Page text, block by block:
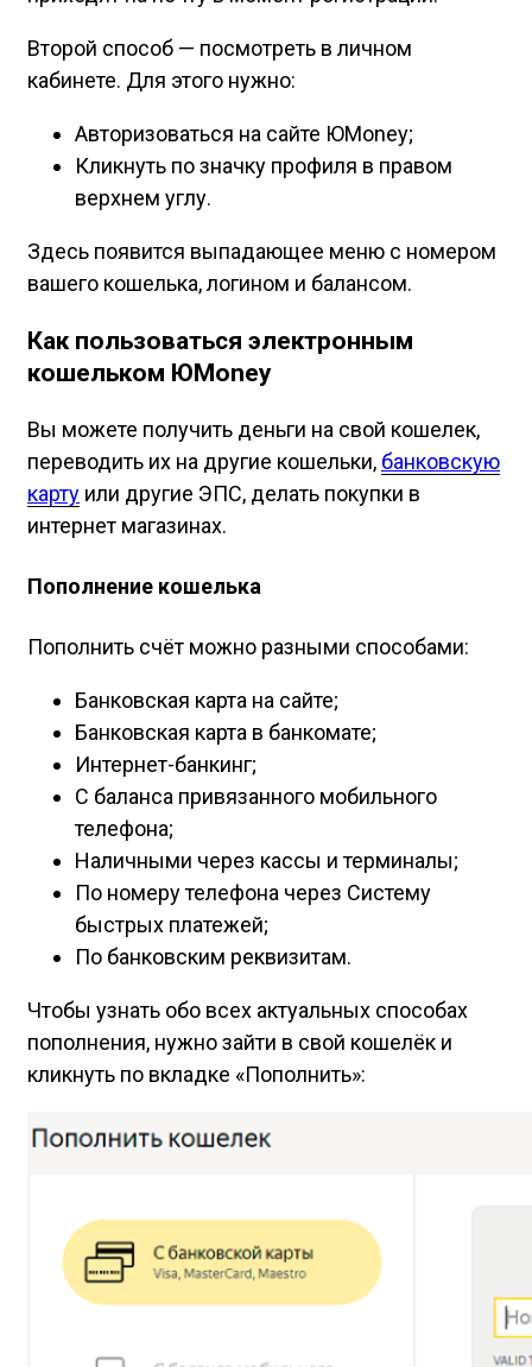
Второй способ — посмотреть в личном
кабинете. Для этого нужно:
Авторизоваться на сайте ЮMoney;
Кликнуть по значку профиля в правом
верхнем углу.
Здесь появится выпадающее меню с номером
вашего кошелька, логином и балансом.
Как пользоваться электронным
кошельком ЮMoney
Вы можете получить деньги на свой кошелек,
переводить их на другие кошельки, банковскую
карту или другие ЭПС, делать покупки в
интернет магазинах.
Пополнение кошелька
Пополнить счёт можно разными способами:
Банковская карта на сайте;
Банковская карта в банкомате;
Интернет-банкинг;
С баланса привязанного мобильного
телефона;
Наличными через кассы и терминалы;
По номеру телефона через Систему
быстрых платежей;
По банковским реквизитам.
Чтобы узнать обо всех актуальных способах
пополнения, нужно зайти в свой кошелёк и
кликнуть по вкладке «Пополнить»: